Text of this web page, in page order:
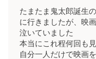
たまたま鬼太郎誕生
に行きましたが、映
泣いていました
本当にこれ程何回も
自分一人だけで映画